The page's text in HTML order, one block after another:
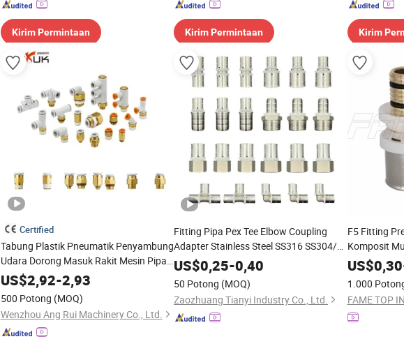
Kirim Permintaan Kirim Permintaan Kirim
Certified
Tabung Plastik Pneumatik Penyambung
Udara Dorong Masuk Rakit Mesin Pipa
Kuningan Selang Hidrolik Baja Tahan
Karat Fitting Pneumatik 1/2 3/8
US$2,92-2,93
500 Potong (MOQ)
Wenzhou Ang Rui Machinery Co., Ltd.
Fitting Pipa Pex Tee Elbow Coupling
Adapter Stainless Steel SS316 SS304/
Kuningan untuk Sistem Perpipaan
US$0,25-0,40
50 Potong (MOQ)
Zaozhuang Tianyi Industry Co., Ltd.
F5 Fitting
Komposit
dengan
US$0,30
1.000
FAME TOP